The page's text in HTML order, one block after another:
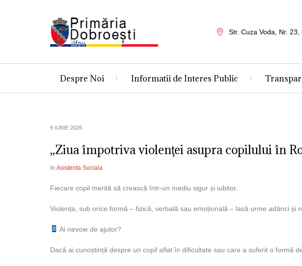
Str. Cuza Voda, Nr. 23,
Despre Noi Informatii de Interes Public
9 IUNIE 2026
„Ziua împotriva violenţei asupra copilului în
In Asistenta Sociala
Fiecare copil merită să crească într-un mediu sigur și iubitor.
Violența, sub orice formă – fizică, verbală sau emoțională – lasă urme adânci și
Ai nevoie de ajutor?
Dacă ai cunoștință despre un copil aflat în dificultate sau care a suferit o formă